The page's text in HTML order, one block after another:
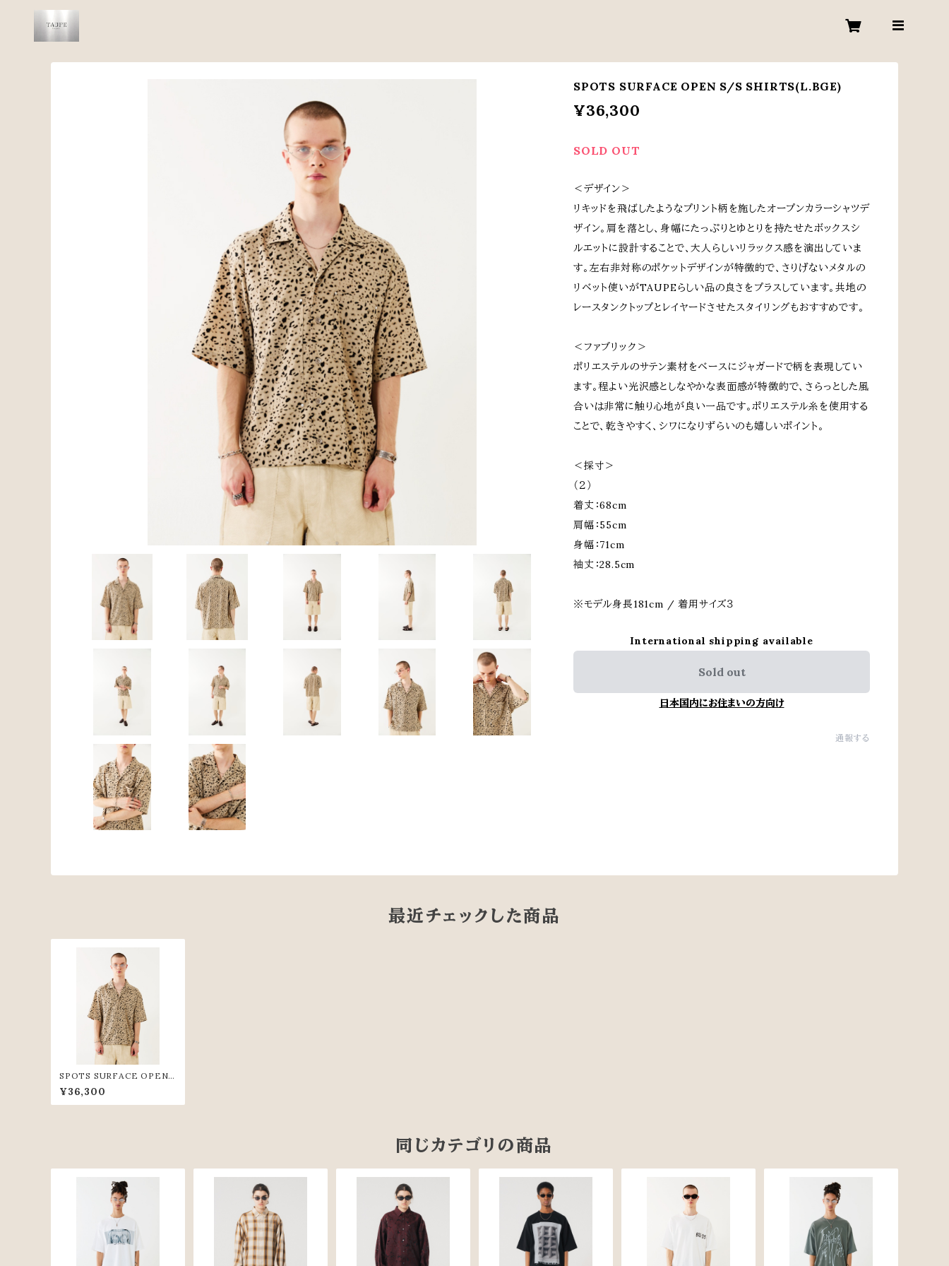
SPOTS SURFACE OPEN S/S SHIRTS(L.BGE)
¥36,300
SOLD OUT
＜デザイン＞
リキッドを飛ばしたようなプリント柄を施したオープンカラーシャツデ
ザイン。肩を落とし、身幅にたっぷりとゆとりを持たせたボックスシ
ルエットに設計することで、大人らしいリラックス感を演出していま
す。左右非対称のポケットデザインが特徴的で、さりげないメタルの
リベット使いがTAUPEらしい品の良さをプラスしています。共地の
レースタンクトップとレイヤードさせたスタイリングもおすすめです。
＜ファブリック＞
ポリエステルのサテン素材をベースにジャガードで柄を表現してい
ます。程よい光沢感としなやかな表面感が特徴的で、さらっとした風
合いは非常に触り心地が良い一品です。ポリエステル糸を使用する
ことで、乾きやすく、シワになりずらいのも嬉しいポイント。
＜採寸＞
（２）
着丈：68cm
肩幅：55cm
身幅：71cm
袖丈：28.5cm
※モデル身長181cm / 着用サイズ３
International shipping available
Sold out
日本国内にお住まいの方向け
通報する
最近チェックした商品
SPOTS SURFACE OPEN
S/S SHIRTS(L.BGE)
¥36,300
同じカテゴリの商品